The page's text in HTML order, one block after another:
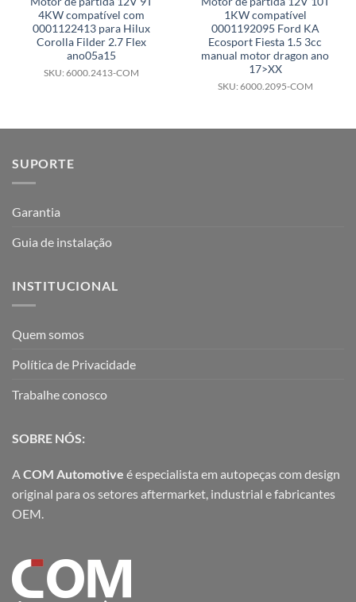
4KW compatível com
0001122413 para Hilux
Corolla Filder 2.7 Flex
ano05a15
SKU: 6000.2413-COM
1KW compatível
0001192095 Ford KA
Ecosport Fiesta 1.5 3cc
manual motor dragon ano
17>XX
SKU: 6000.2095-COM
SUPORTE
Garantia
Guia de instalação
INSTITUCIONAL
Quem somos
Política de Privacidade
Trabalhe conosco
SOBRE NÓS:
ACOM Automotive é especialista em autopeças com design
original para os setores aftermarket, industrial e fabricantes
OEM.